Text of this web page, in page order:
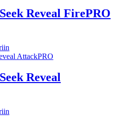
Reveal FirePRO
Reveal